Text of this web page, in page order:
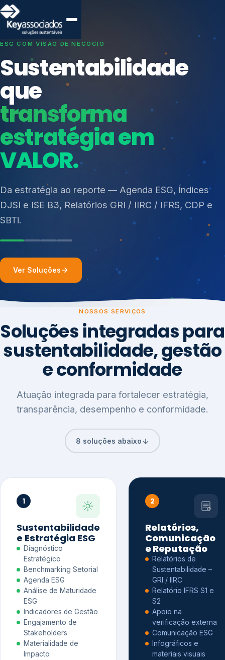
SISTEMAS DE GESTÃO OTIMIZADOS E INTEGRADOS
Conformidade que
protege seu
negócio.
Consultoria, auditoria e treinamentos em ISO 27001,
ISO 27701, ISO 42001, ISO 37001, ISO 9001, ISO
14001, ISO 45001, ONA e PNQ — Gestão de
resíduos sólidos (PGRS/PMGRS).
Índices de Mercado
Mudanças Climáticas
Reputação e Cadeia
Reporte Regulatório
Ver Soluções
NOSSOS SERVIÇOS
Soluções integradas para
sustentabilidade, gestão
e conformidade
Atuação integrada para fortalecer estratégia,
transparência, desempenho e conformidade.
8 soluções abaixo
1
Sustentabilidade
e Estratégia ESG
Diagnóstico
Estratégico
Benchmarking Setorial
Agenda ESG
Análise de Maturidade
ESG
Indicadores de Gestão
Engajamento de
Stakeholders
Materialidade de
Impacto
2
Relatórios,
Comunicação
e Reputação
Relatórios de
Sustentabilidade –
GRI / IIRC
Relatório IFRS S1 e
S2
Apoio na
verificação externa
Comunicação ESG
Infográficos e
materiais visuais